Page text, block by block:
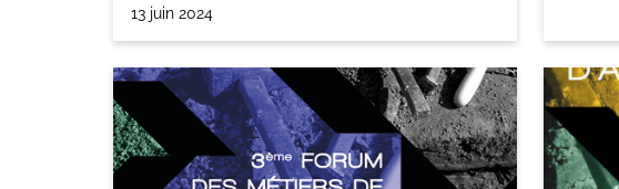
13 juin 2024